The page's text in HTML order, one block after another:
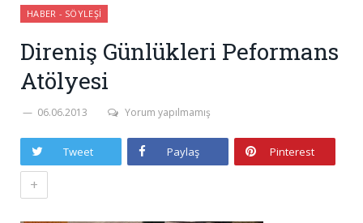
HABER - SÖYLEŞI
Direniş Günlükleri Peformans
Atölyesi
06.06.2013 Yorum yapılmamış
Tweet Paylaş Pinterest
+